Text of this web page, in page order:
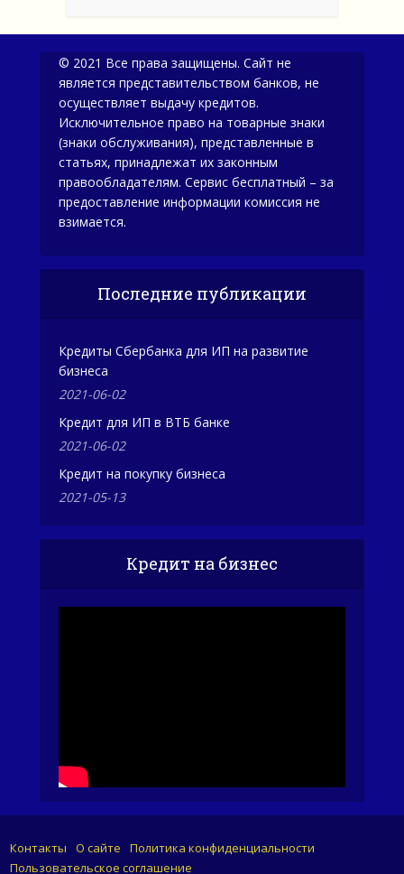
© 2021 Все права защищены. Сайт не
является представительством банков, не
осуществляет выдачу кредитов.
Исключительное право на товарные знаки
(знаки обслуживания), представленные в
статьях, принадлежат их законным
правообладателям. Сервис бесплатный – за
предоставление информации комиссия не
взимается.
Последние публикации
Кредиты Сбербанка для ИП на развитие
бизнеса
2021-06-02
Кредит для ИП в ВТБ банке
2021-06-02
Кредит на покупку бизнеса
2021-05-13
Кредит на бизнес
Контакты О сайте
Политика конфиденциальности
Пользовательское соглашение